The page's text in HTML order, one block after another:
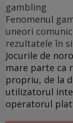
gambling
Fenomenul
uneori
rezultatele în
Jocurile de
mare parte ca
propriu, de la
utilizatorul
operatorul